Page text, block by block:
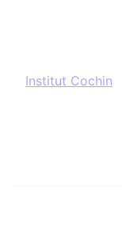
Institut Cochin